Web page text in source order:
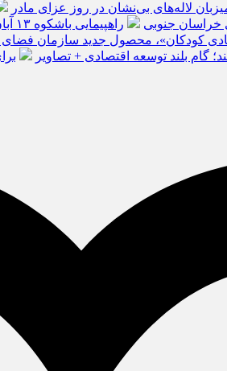
لاله‌های بی‌نشان در روز عزای مادر
راهپیمایی باشکوه ۱۳ آبان در بیرجند؛ «متحد و استوار مقابل استکبار» + تصاویر
کودکان»، محصول جدید سازمان فضای
گام بلند توسعه اقتصادی + تصاویر